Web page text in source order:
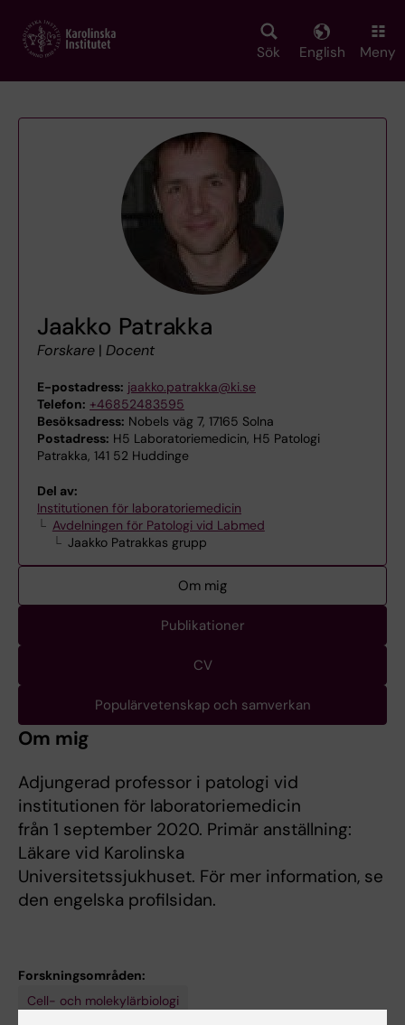
main
Sök English Meny
Jaakko Patrakka
Forskare | Docent
E-postadress: jaakko.patrakka@ki.se
Telefon: +46852483595
Besöksadress: Nobels väg 7, 17165 Solna
Postadress: H5 Laboratoriemedicin, H5 Patologi
Patrakka, 141 52 Huddinge
Del av:
Institutionen för laboratoriemedicin
Avdelningen för Patologi vid Labmed
Jaakko Patrakkas grupp
Om mig
Publikationer
CV
Populärvetenskap och samverkan
Om mig
Adjungerad professor i patologi vid
institutionen för laboratoriemedicin
från 1 september 2020. Primär anställning:
Läkare vid Karolinska
Universitetssjukhuset. För mer information, se
den engelska profilsidan.
Forskningsområden:
Cell- och molekylärbiologi